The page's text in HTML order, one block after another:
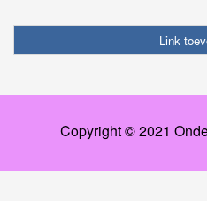
Link
Copyright © 2021